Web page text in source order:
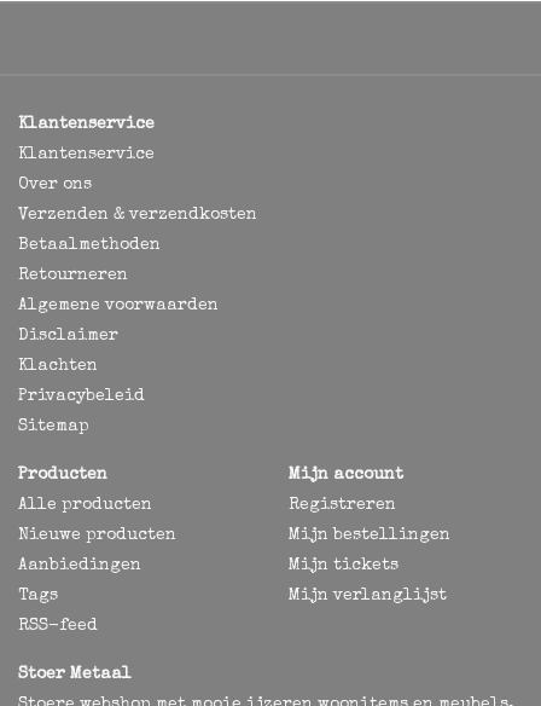
Klantenservice
Klantenservice
Over ons
Verzenden & verzendkosten
Betaalmethoden
Retourneren
Algemene voorwaarden
Disclaimer
Klachten
Privacybeleid
Sitemap
Producten
Alle producten
Nieuwe producten
Aanbiedingen
Tags
RSS-feed
Mijn account
Registreren
Mijn bestellingen
Mijn tickets
Mijn verlanglijst
Stoer Metaal